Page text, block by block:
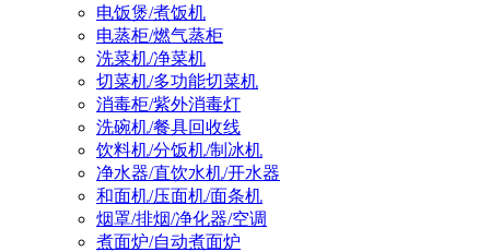
电饭煲/煮饭机
电蒸柜/燃气蒸柜
洗菜机/净菜机
切菜机/多功能切菜机
消毒柜/紫外消毒灯
洗碗机/餐具回收线
饮料机/分饭机/制冰机
净水器/直饮水机/开水器
和面机/压面机/面条机
烟罩/排烟/净化器/空调
煮面炉/自动煮面炉